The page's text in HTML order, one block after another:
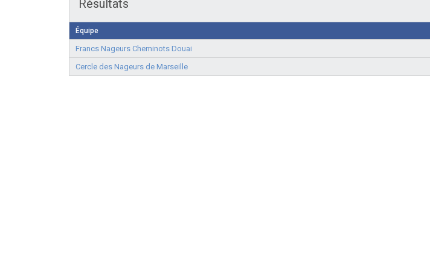
Résultats
Équipe
Francs Nageurs Cheminots Douai
Cercle des Nageurs de Marseille